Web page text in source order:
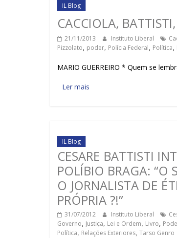
IL Blog
CACCIOLA,
21/11/2013 Instituto Liberal
Pizzolato, poder, Polícia Federal, Política,
MARIO GUERREIRO * Quem se
Ler mais
IL Blog
CESARE BATTISTI
POLÍBIO BRAGA: “O
O JORNALISTA DE
PRÓPRIA ?!”
31/07/2012 Instituto Liberal
Governo, Justiça, Lei e Ordem, Livro,
Política, Relações Exteriores, Tarso Genro